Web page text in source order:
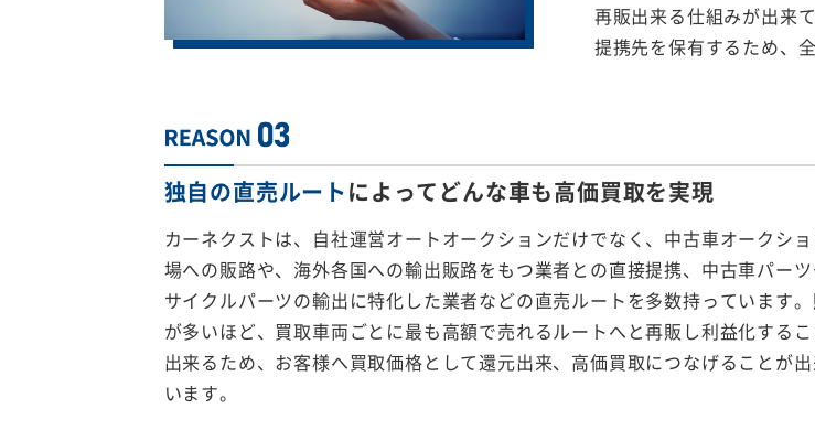
再販出来る仕組みが出来
提携先を保有するため、
独自の直売ルートによってどんな車も高価買取を実現
カーネクストは、自社運営オートオークションだけでなく、中古車オークシ
場への販路や、海外各国への輸出販路をもつ業者との直接提携、中古車パーツ
サイクルパーツの輸出に特化した業者などの直売ルートを多数持っています
が多いほど、買取車両ごとに最も高額で売れるルートへと再販し利益化する
出来るため、お客様へ買取価格として還元出来、高価買取につなげることが出
います。